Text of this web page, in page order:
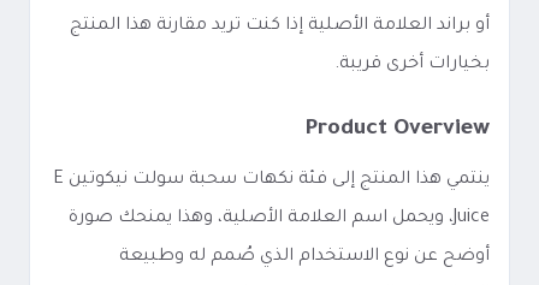
أو براند العلامة الأصلية إذا كنت تريد مقارنة هذا المنتج
بخيارات أخرى قريبة.
Product Overview
ينتمي هذا المنتج إلى فئة نكهات سحبة سولت نيكوتين E
Juice، ويحمل اسم العلامة الأصلية، وهذا يمنحك صورة
أوضح عن نوع الاستخدام الذي صُمم له وطبيعة